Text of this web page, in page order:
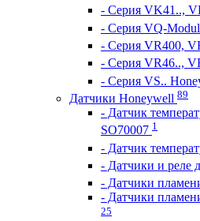
- Серия VK41..,
- Серия VQ-
- Серия VR400,
- Серия VR46..,
- Серия VS..
Датчики Honeywell 89
- Датчик
SO70007 1
- Датчик
- Датчики и реле
- Датчики
- Датчики
25